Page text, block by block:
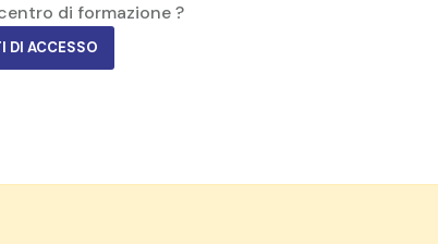
di formazione ?
DI ACCESSO